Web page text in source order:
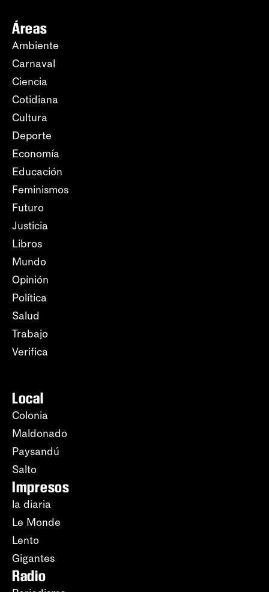
Áreas
Ambiente
Carnaval
Ciencia
Cotidiana
Cultura
Deporte
Economía
Educación
Feminismos
Futuro
Justicia
Libros
Mundo
Opinión
Política
Salud
Trabajo
Verifica
Local
Colonia
Maldonado
Paysandú
Salto
Impresos
la diaria
Le Monde
Lento
Gigantes
Radio